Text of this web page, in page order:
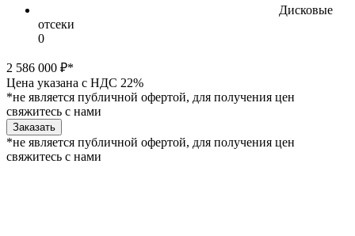
Дисковые
отсеки
0
2 586 000 ₽*
Цена указана с НДС 22%
*не является публичной офертой, для получения цен
свяжитесь с нами
Заказать
*не является публичной офертой, для получения цен
свяжитесь с нами